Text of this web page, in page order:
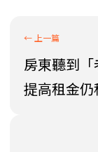
房東聽到「
提高租金